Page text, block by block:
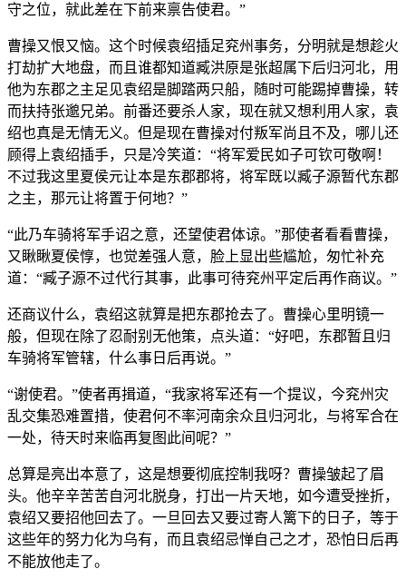
守之位，就此差在下前来禀告使君。”
曹操又恨又恼。这个时候袁绍插足兖州事务，分明就是想趁火
打劫扩大地盘，而且谁都知道臧洪原是张超属下后归河北，用
他为东郡之主足见袁绍是脚踏两只船，随时可能踢掉曹操，转
而扶持张邈兄弟。前番还要杀人家，现在就又想利用人家，袁
绍也真是无情无义。但是现在曹操对付叛军尚且不及，哪儿还
顾得上袁绍插手，只是冷笑道：“将军爱民如子可钦可敬啊！
不过我这里夏侯元让本是东郡郡将，将军既以臧子源暂代东郡
之主，那元让将置于何地？”
“此乃车骑将军手诏之意，还望使君体谅。”那使者看看曹操，
又瞅瞅夏侯惇，也觉差强人意，脸上显出些尴尬，匆忙补充
道：“臧子源不过代行其事，此事可待兖州平定后再作商议。”
还商议什么，袁绍这就算是把东郡抢去了。曹操心里明镜一
般，但现在除了忍耐别无他策，点头道：“好吧，东郡暂且归
车骑将军管辖，什么事日后再说。”
“谢使君。”使者再揖道，“我家将军还有一个提议，今兖州灾
乱交集恐难置措，使君何不率河南余众且归河北，与将军合在
一处，待天时来临再复图此间呢？”
总算是亮出本意了，这是想要彻底控制我呀？曹操皱起了眉
头。他辛辛苦苦自河北脱身，打出一片天地，如今遭受挫折，
袁绍又要招他回去了。一旦回去又要过寄人篱下的日子，等于
这些年的努力化为乌有，而且袁绍忌惮自己之才，恐怕日后再
不能放他走了。